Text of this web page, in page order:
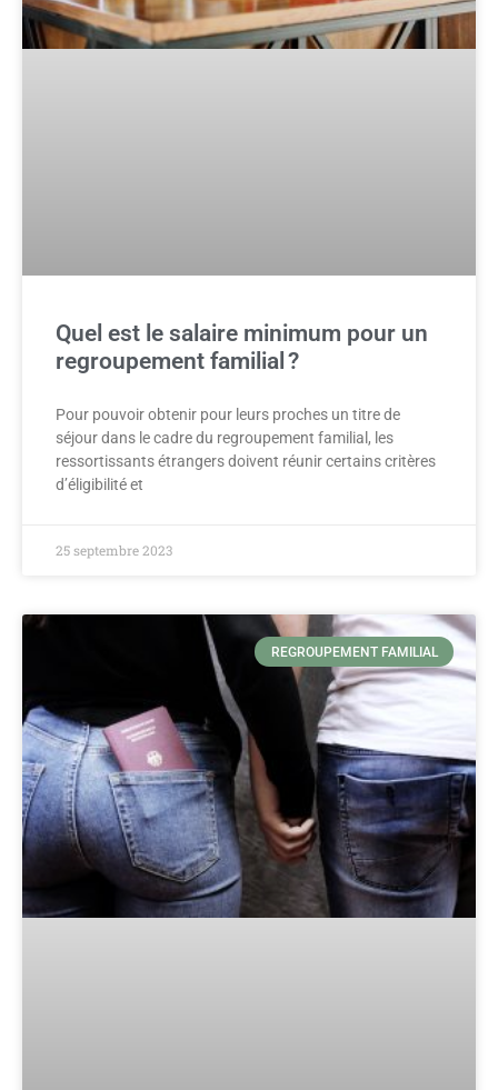
Quel est le salaire minimum pour un
regroupement familial ?
Pour pouvoir obtenir pour leurs proches un titre de
séjour dans le cadre du regroupement familial, les
ressortissants étrangers doivent réunir certains critères
d’éligibilité et
25 septembre 2023
REGROUPEMENT FAMILIAL